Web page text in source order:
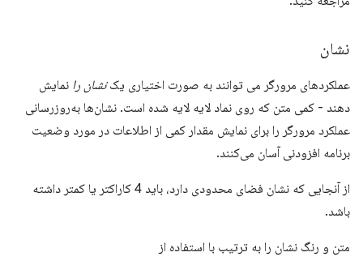
نشان
عملکردهای مرورگر می توانند به صورت اختیاری یکنشان را نمایش
دهند - کمی متن که روی نماد لایه لایه شده است. نشان‌ها به‌روزرسانی
عملکرد مرورگر را برای نمایش مقدار کمی از اطلاعات در مورد وضعیت
برنامه افزودنی آسان می‌کنند.
از آنجایی که نشان فضای محدودی دارد، باید 4 کاراکتر یا کمتر داشته
باشد.
متن و رنگ نشان را به ترتیب با استفاده از